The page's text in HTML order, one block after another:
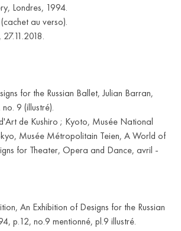
Londres, 1994.
au verso).
for the Russian Ballet, Julian Barran,
9 (illustré).
de Kushiro ; Kyoto, Musée National
Musée Métropolitain Teien, A World of
for Theater, Opera and Dance, avril -
An Exhibition of Designs for the Russian
p.12, no.9 mentionné, pl.9 illustré.